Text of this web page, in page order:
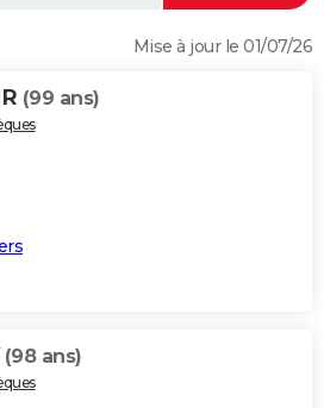
Mise à jour le 01/07/26
(99 ans)
(98 ans)